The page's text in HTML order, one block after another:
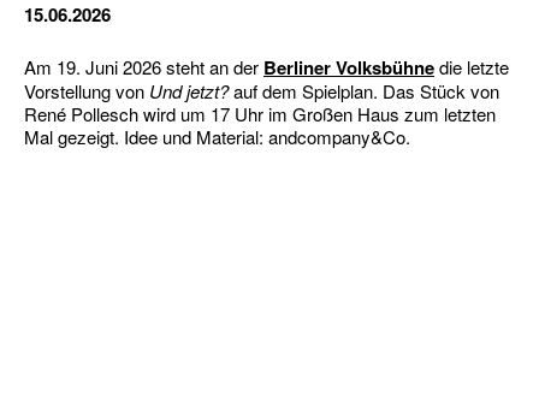
15.06.2026
Am 19. Juni 2026 steht an der Berliner Volksbühnedie letzte
Vorstellung von Und jetzt?auf dem Spielplan. Das Stück von
René Pollesch wird um 17 Uhr im Großen Haus zum letzten
Mal gezeigt. Idee und Material: andcompany&Co.